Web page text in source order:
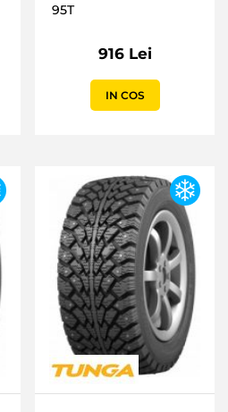
95T
916 Lei
IN COS